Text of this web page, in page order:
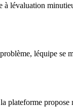
lévaluation
léquipe se
plateforme propose